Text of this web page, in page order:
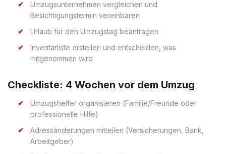
Umzugsunternehmen vergleichen und
Besichtigungstermin vereinbaren
Urlaub für den Umzugstag beantragen
Inventarliste erstellen und entscheiden, was
mitgenommen wird
Checkliste: 4 Wochen vor dem Umzug
Umzugshelfer organisieren (Familie/Freunde oder
professionelle Hilfe)
Adressänderungen mitteilen (Versicherungen, Bank,
Arbeitgeber)